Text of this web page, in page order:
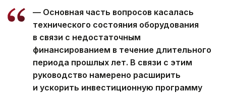
— Основная часть вопросов касалась
технического состояния оборудования
в связи с недостаточным
финансированием в течение длительного
периода прошлых лет. В связи с этим
руководство намерено расширить
и ускорить инвестиционную программу